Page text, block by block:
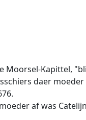
Moorsel-Kapittel,
daer
af was